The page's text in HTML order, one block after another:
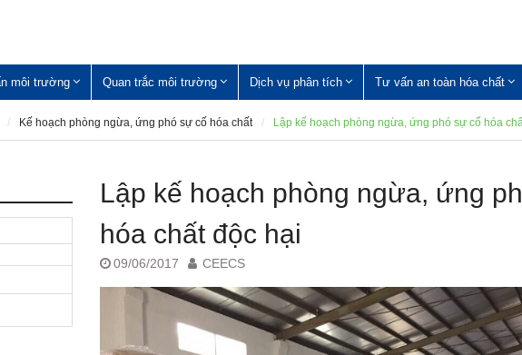
môi trường Quan trắc môi trường Dịch vụ phân tích Tư vấn an toàn hóa chất
Kế hoạch phòng ngừa, ứng phó sự cố hóa chất Lập kế hoạch phòng ngừa, ứng phó sự cố hóa
Lập kế hoạch phòng ngừa, ứng
hóa chất độc hại
09/06/2017 CEECS